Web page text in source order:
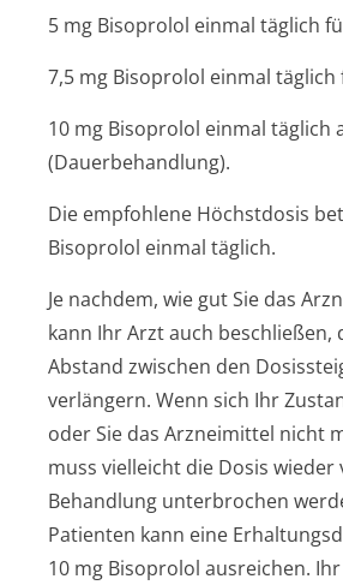
5 mg Bisoprolol einmal täglich
7,5 mg Bisoprolol einmal täglich
10 mg Bisoprolol einmal täglich
(Dauerbehandlung).
Die empfohlene Höchstdosis
Bisoprolol einmal täglich.
Je nachdem, wie gut Sie das
kann Ihr Arzt auch beschließen,
Abstand zwischen den
verlängern. Wenn sich Ihr
oder Sie das Arzneimittel nicht
muss vielleicht die Dosis
Behandlung unterbrochen
Patienten kann eine
10 mg Bisoprolol ausreichen.